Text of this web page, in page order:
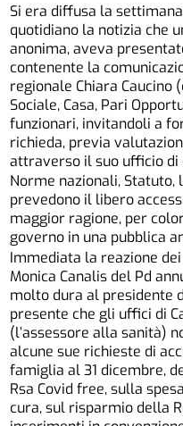
Si era diffusa la
quotidiano la notizia che
anonima, aveva
contenente la
regionale Chiara Caucino
Sociale, Casa, Pari
funzionari, invitandoli a
richieda, previa
attraverso il suo ufficio di
Norme nazionali,
prevedono il libero
maggior ragione, per
governo in una pubblica
Immediata la reazione
Monica Canalis del Pd
molto dura al presidente
presente che gli uffici di
(l’assessore alla sanità)
alcune sue richieste di
famiglia al 31 dicembre,
Rsa Covid free, sulla
cura, sul risparmio della